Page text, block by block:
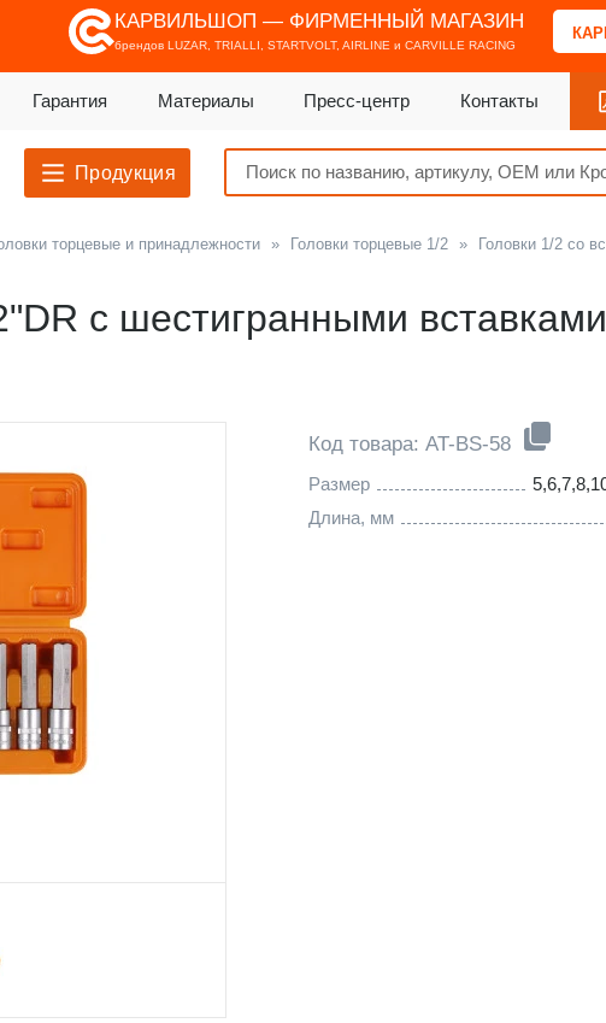
КАРВИЛЬШОП — ФИРМЕННЫЙ МАГАЗИН
брендов LUZAR, TRIALLI, STARTVOLT, AIRLINE и CARVILLE RACING
Гарантия Материалы Пресс-центр Контакты
Продукция
торцевые и принадлежности » Головки торцевые 1/2 » Головки 1/2 со
с шестигранными
Код товара: AT-BS-58
Размер
Длина, мм